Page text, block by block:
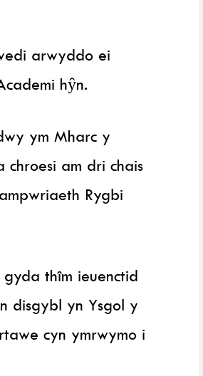
arwyddo ei
hŷn.
ym Mharc y
am dri chais
Rygbi
thîm ieuenctid
disgybl yn Ysgol y
cyn ymrwymo i